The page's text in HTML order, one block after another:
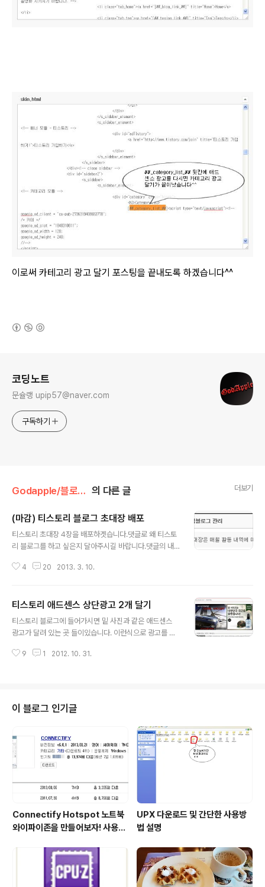
이로써 카테고리 광고 달기 포스팅을 끝내도록 하겠습니다^^
코딩노트
문슐랭 upip57@naver.com
구독하기
Godapple/블로그관리 의 다른 글 더보기
(마감) 티스토리 블로그 초대장 배포
티스토리 초대장 4장을 배포하겟습니다.댓글로 왜 티스토
리 블로그를 하고 싶은지 달아주시길 바랍니다.댓글의 내
안 블로그를 개설하지 않는다면 초대장을 회수하도록 하겠
하겠습니다.
4 20 2013. 3. 10.
티스토리 애드센스 상단광고 2개 달기
티스토리 블로그에 들어가시면 밑 사진과 같은 애드센스
광고가 달려 있는 곳 들이있습니다. 이런식으로 광고를 다
려울것 같지만 아주 쉽습니다.admin 관리 창에 들어가신
9 1 2012. 10. 31.
이 블로그 인기글
Connectify Hotspot 노트북
와이파이존을 만들어보자! 사용법
UPX 다운로드 및 간단한 사용방
법 설명